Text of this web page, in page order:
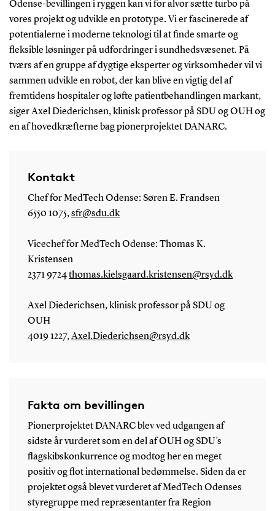
Odense-bevillingen i ryggen kan vi for alvor sætte turbo på
vores projekt og udvikle en prototype. Vi er fascinerede af
potentialerne i moderne teknologi til at finde smarte og
fleksible løsninger på udfordringer i sundhedsvæsenet. På
tværs af en gruppe af dygtige eksperter og virksomheder vil vi
sammen udvikle en robot, der kan blive en vigtig del af
fremtidens hospitaler og løfte patientbehandlingen markant,
siger Axel Diederichsen, klinisk professor på SDU og OUH og
en af hovedkræfterne bag pionerprojektet DANARC.
Kontakt
Chef for MedTech Odense: Søren E. Frandsen
6550 1075,sfr@sdu.dk
Vicechef for MedTech Odense: Thomas K.
Kristensen
2371 9724thomas.kielsgaard.kristensen@rsyd.dk
Axel Diederichsen, klinisk professor på SDU og
OUH
4019 1227,Axel.Diederichsen@rsyd.dk
Fakta om bevillingen
Pionerprojektet DANARC blev ved udgangen af
sidste år vurderet som en del af OUH og SDU’s
flagskibskonkurrence og modtog her en meget
positiv og flot international bedømmelse. Siden da er
projektet også blevet vurderet af MedTech Odenses
styregruppe med repræsentanter fra Region